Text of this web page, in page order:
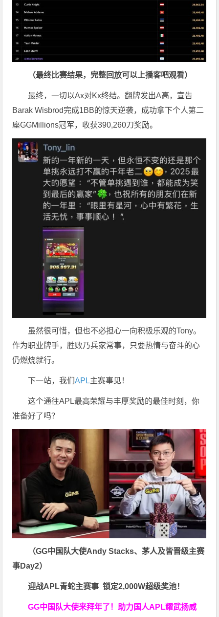
（最终比赛结果，完整回放可以上播客吧观看）
最终，一切以Ax对Kx终结。翻牌发出A高，宣告
Barak Wisbrod完成1BB的惊天逆袭，成功拿下个人第二
座GGMillions冠军，收获390,260刀奖励。
虽然很可惜，但也不必担心一向积极乐观的Tony。
作为职业牌手，胜败乃兵家常事，只要热情与奋斗的心
仍燃烧就行。
下一站，我们APL主赛事见！
这个通往APL最高荣耀与丰厚奖励的最佳时刻，你
准备好了吗？
（GG中国队大使Andy Stacks、茅人及皆晋级主赛
事Day2）
迎战APL青蛇主赛事锁定2,000W超级奖池！
GG中国队大使来拜年了！助力国人APL耀武扬威